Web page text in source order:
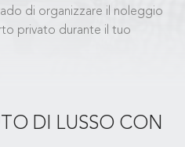
di organizzare il noleggio
privato durante il tuo
DI LUSSO CON